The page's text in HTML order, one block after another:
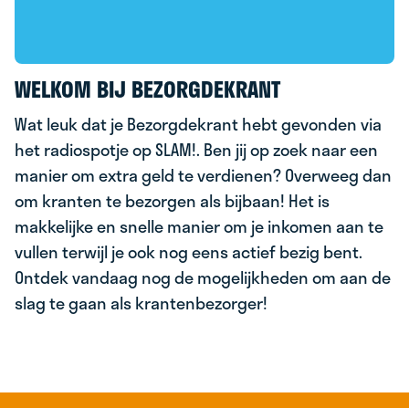
WELKOM BIJ BEZORGDEKRANT
Wat leuk dat je Bezorgdekrant hebt gevonden via
het radiospotje op SLAM!. Ben jij op zoek naar een
manier om extra geld te verdienen? Overweeg dan
om kranten te bezorgen als bijbaan! Het is
makkelijke en snelle manier om je inkomen aan te
vullen terwijl je ook nog eens actief bezig bent.
Ontdek vandaag nog de mogelijkheden om aan de
slag te gaan als krantenbezorger!